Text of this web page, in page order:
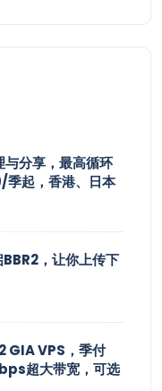
分享，最高循环
起，香港、日本
，让你上传下
GIA VPS，季付
超大带宽，可选